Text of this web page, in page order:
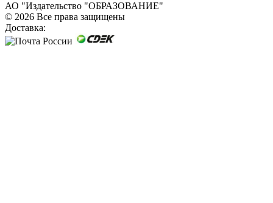
АО "Издательство "ОБРАЗОВАНИЕ"
© 2026 Все права защищены
Доставка: